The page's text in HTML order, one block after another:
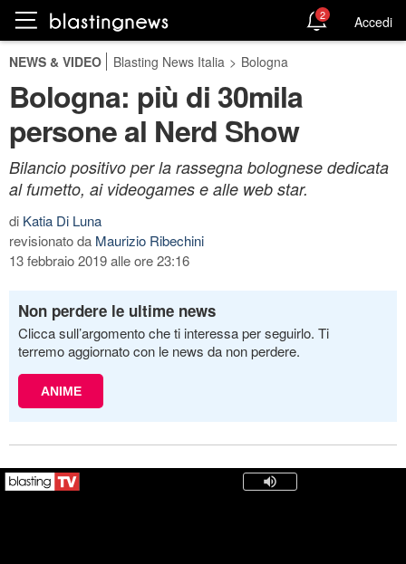
2 Accedi
NEWS & VIDEO Blasting News Italia > Bologna
Bologna: più di 30mila
persone al Nerd Show
Bilancio positivo per la rassegna bolognese dedicata
al fumetto, ai videogames e alle web star.
di Katia Di Luna
revisionato da Maurizio Ribechini
13 febbraio 2019 alle ore 23:16
Non perdere le ultime news
Clicca sull’argomento che ti interessa per seguirlo. Ti
terremo aggiornato con le news da non perdere.
ANIME